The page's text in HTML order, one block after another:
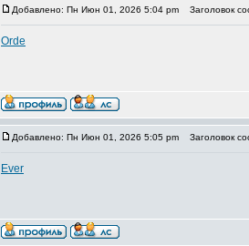
Добавлено: Пн Июн 01, 2026 5:04 pm Заголовок
Orde
Добавлено: Пн Июн 01, 2026 5:05 pm Заголовок
Ever